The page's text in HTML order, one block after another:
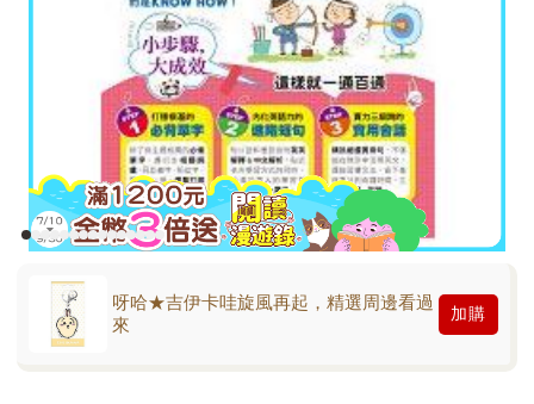
呀哈★吉伊卡哇旋風再起，精選周邊看過
來
加購